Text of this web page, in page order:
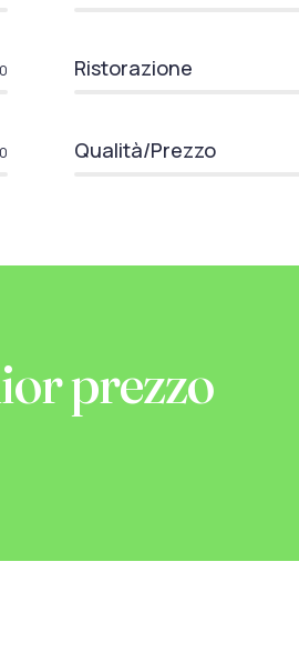
Ristorazione
Qualità/Prezzo
prezzo